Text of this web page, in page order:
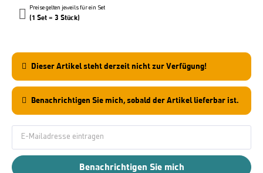
Preise gelten jeweils für ein Set
(1 Set = 3 Stück)
Dieser Artikel steht derzeit nicht zur Verfügung!
Benachrichtigen Sie mich, sobald der Artikel lieferbar ist.
Benachrichtigen Sie mich